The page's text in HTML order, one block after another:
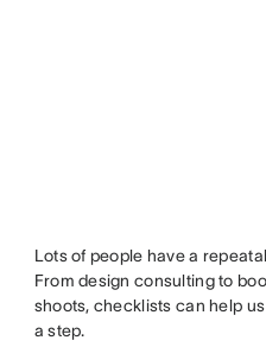
Lots of people have a
From design consulting to
shoots, checklists can help
a step.